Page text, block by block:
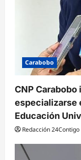
Carabobo
CNP
especializarse
Educación
Redacción 24Contigo